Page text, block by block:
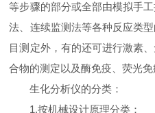
等步骤的部分或全部由模拟手
法、连续监测法等各种反应类
目测定外，有的还可进行激素
合物的测定以及酶免疫、荧光免
生化分析仪的分类：
1.按机械设计原理分类：